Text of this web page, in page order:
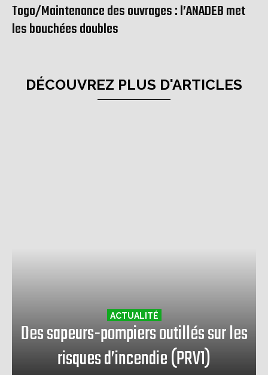
Togo/Maintenance des ouvrages : l’ANADEB met
les bouchées doubles
DÉCOUVREZ PLUS D'ARTICLES
ACTUALITÉ
Des sapeurs-pompiers outillés sur les
risques d’incendie (PRV1)